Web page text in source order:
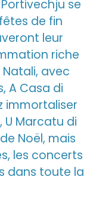
se
de fin
leur
riche
Natali, avec
A Casa di
immortaliser
U Marcatu di
Noël, mais
les concerts
dans toute la